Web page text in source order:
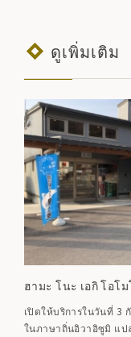
ดูเพิ่มเติม
ฮามะ โนะ เอกิ โอโ
เปิดให้บริการในวันที่ 3
ในภาษาถิ่นอิวาอิซูมิ แปลว่า